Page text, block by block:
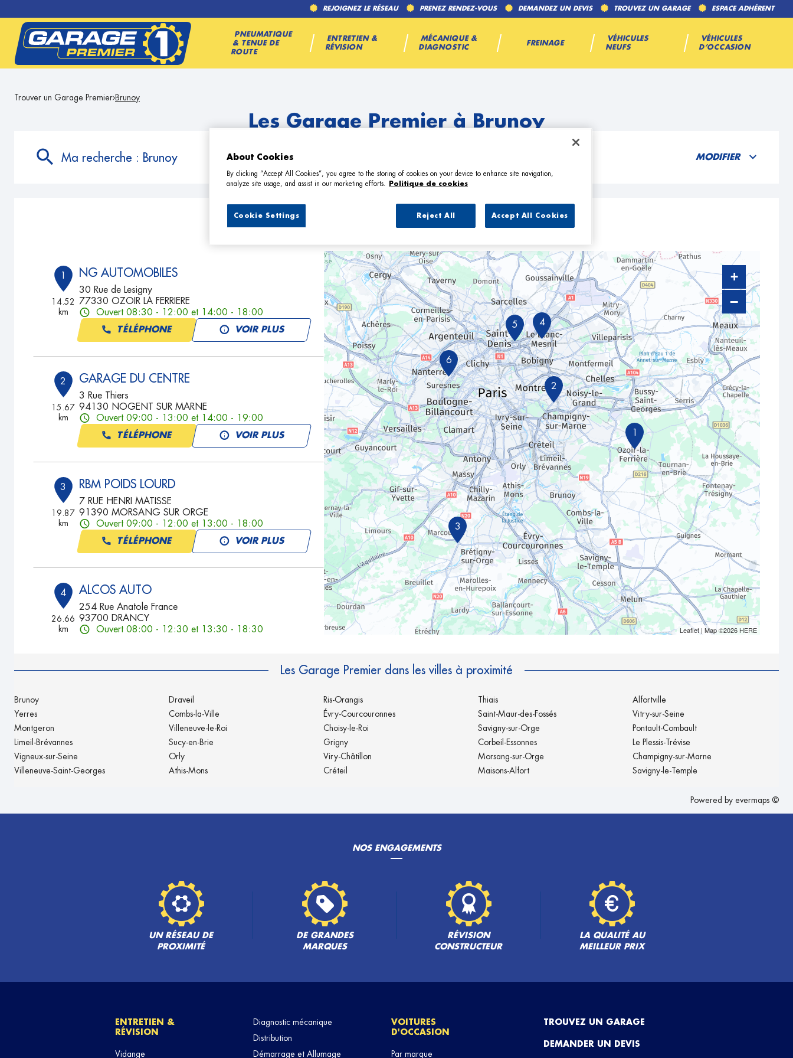
REJOIGNEZ LE RÉSEAU PRENEZ RENDEZ-VOUS DEMANDEZ UN DEVIS TROUVEZ UN GARAGE ESPACE ADHÉRENT
PNEUMATIQUE
& TENUE DE
ROUTE
ENTRETIEN &
RÉVISION
MÉCANIQUE &
DIAGNOSTIC
FREINAGE
VÉHICULES
NEUFS
VÉHICULES
D’OCCASION
Trouver un Garage Premier Brunoy
Les Garage Premier à Brunoy
Ma recherche : Brunoy MODIFIER
6 Garage Premier à Brunoy
1
14.52
km
NG AUTOMOBILES
30 Rue de Lesigny
77330 OZOIR LA FERRIERE
Ouvert 08:30 - 12:00 et 14:00 - 18:00
TÉLÉPHONE VOIR PLUS
2
15.67
km
GARAGE DU CENTRE
3 Rue Thiers
94130 NOGENT SUR MARNE
Ouvert 09:00 - 13:00 et 14:00 - 19:00
TÉLÉPHONE VOIR PLUS
3
19.87
km
RBM POIDS LOURD
7 RUE HENRI MATISSE
91390 MORSANG SUR ORGE
Ouvert 09:00 - 12:00 et 13:00 - 18:00
TÉLÉPHONE VOIR PLUS
4
26.66
km
ALCOS AUTO
254 Rue Anatole France
93700 DRANCY
Ouvert 08:00 - 12:30 et 13:30 - 18:30
66 - 72 Avenue Henri Barbusse
93120 LACOURNEUVE
TÉLÉPHONE
6
3
5 4
2
1
+
−
Leaflet| Map ©2026 HERE
Les Garage Premier dans les villes à proximité
Brunoy
Yerres
Montgeron
Limeil-Brévannes
Vigneux-sur-Seine
Villeneuve-Saint-Georges
Draveil
Combs-la-Ville
Villeneuve-le-Roi
Sucy-en-Brie
Orly
Athis-Mons
Ris-Orangis
Évry-Courcouronnes
Choisy-le-Roi
Grigny
Viry-Châtillon
Créteil
Thiais
Saint-Maur-des-Fossés
Savigny-sur-Orge
Corbeil-Essonnes
Morsang-sur-Orge
Maisons-Alfort
Alfortville
Vitry-sur-Seine
Pontault-Combault
Le Plessis-Trévise
Champigny-sur-Marne
Savigny-le-Temple
Powered by evermaps ©
NOS ENGAGEMENTS
UN RÉSEAU DE
PROXIMITÉ
DE GRANDES
MARQUES
RÉVISION
CONSTRUCTEUR
LA QUALITÉ AU
MEILLEUR PRIX
ENTRETIEN &
RÉVISION
Vidange
Diagnostic mécanique
Distribution
Démarrage et Allumage
VOITURES
D'OCCASION
Par marque
TROUVEZ UN GARAGE
DEMANDER UN DEVIS
About Cookies
By clicking “Accept All Cookies”, you agree to the storing of cookies on your device to enhance site navigation,
analyze site usage, and assist in our marketing efforts.
Politique de cookies
Reject All Accept All Cookies
Cookie Settings